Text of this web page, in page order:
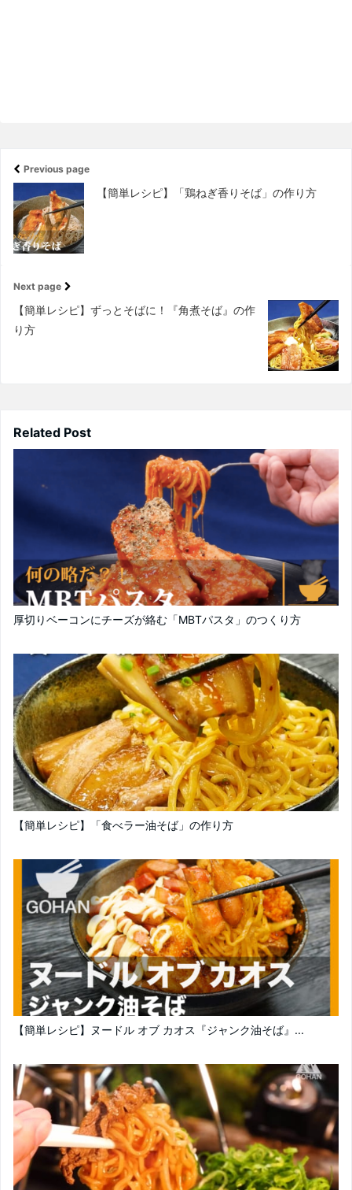
Previous page
【簡単レシピ】「鶏ねぎ香りそば」の作り方
Next page
【簡単レシピ】ずっとそばに！『角煮そば』の作
り方
Related Post
厚切りベーコンにチーズが絡む「MBTパスタ」のつくり方
【簡単レシピ】「食べラー油そば」の作り方
【簡単レシピ】ヌードル オブ カオス『ジャンク油そば』...